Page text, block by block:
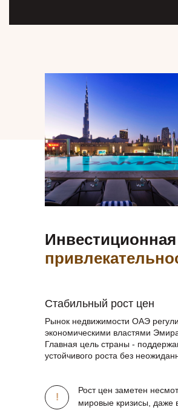
Инвестиционная
Стабильный рост цен
Рынок недвижимости ОАЭ
экономическими властями
Главная цель страны -
устойчивого роста без
!
Рост цен заметен
мировые кризисы, даже